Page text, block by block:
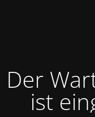
Der
ist